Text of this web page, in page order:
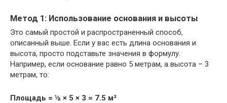
Метод 1: Использование основания и высоты
Это самый простой и распространенный способ,
описанный выше. Если у вас есть длина основания и
высота, просто подставьте значения в формулу.
Например, если основание равно 5 метрам, а высота – 3
метрам, то:
Площадь = ½ × 5 × 3 = 7.5 м²